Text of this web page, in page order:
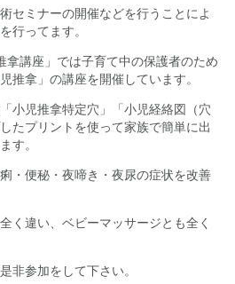
セミナーの開催などを行うことによ
行ってます。
拿講座」では子育て中の保護者のため
推拿」の講座を開催しています。
小児推拿特定穴」「小児経絡図（穴
たプリントを使って家族で簡単に出
す。
・便秘・夜啼き・夜尿の症状を改善
く違い、ベビーマッサージとも全く
非参加をして下さい。